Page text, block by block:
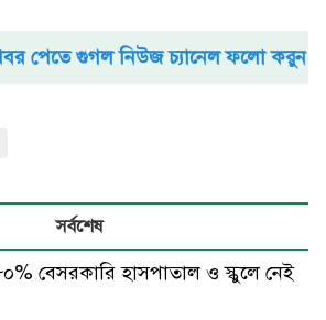
পেতে গুগল নিউজ চ্যানেল ফলো করুন
সর্বশেষ
বেসরকারি হাসপাতাল ও স্কুলে নেই